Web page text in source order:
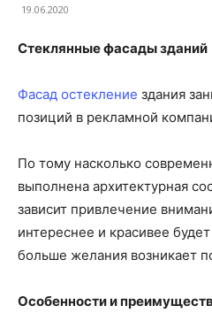
19.06.2020
Стеклянные фасады зданий
Фасад остекление здания
позиций в рекламной
По тому насколько
выполнена архитектурная
зависит привлечение
интереснее и красивее
больше желания возникает
Особенности и